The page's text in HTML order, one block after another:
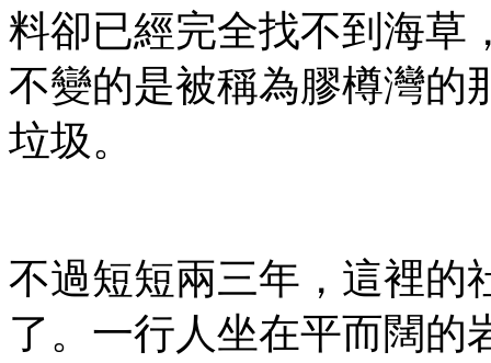
料卻已經完全找不到海草
不變的是被稱為膠樽灣的
垃圾。
不過短短兩三年，這裡的
了。一行人坐在平而闊的